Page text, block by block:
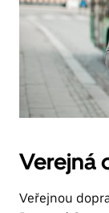
Verejná
Veřejnou